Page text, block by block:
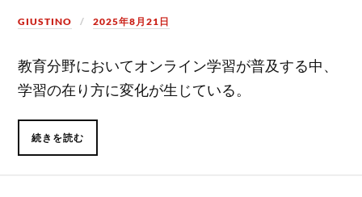
GIUSTINO 2025年8月21日
教育分野においてオンライン学習が普及する中、
学習の在り方に変化が生じている。
続きを読む